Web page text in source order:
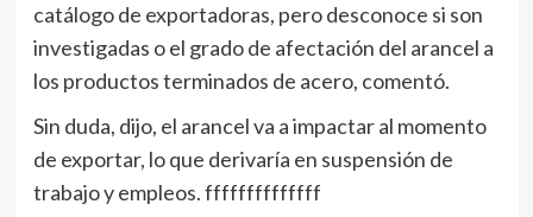
catálogo de exportadoras, pero desconoce si son
investigadas o el grado de afectación del arancel a
los productos terminados de acero, comentó.
Sin duda, dijo, el arancel va a impactar al momento
de exportar, lo que derivaría en suspensión de
trabajo y empleos. ffffffffffffff